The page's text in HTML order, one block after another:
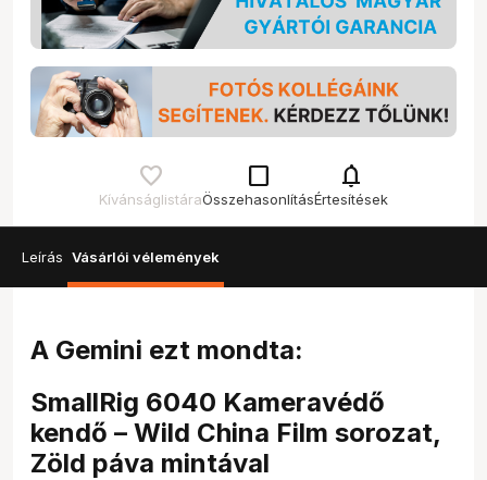
Kívánságlistára
check_box_outline_blank
Összehasonlítás
notifications
Értesítések
Leírás Vásárlói vélemények
A Gemini ezt mondta:
SmallRig 6040 Kameravédő
kendő – Wild China Film sorozat,
Zöld páva mintával